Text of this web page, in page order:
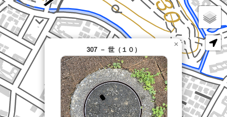
307 － 世（１０）
×